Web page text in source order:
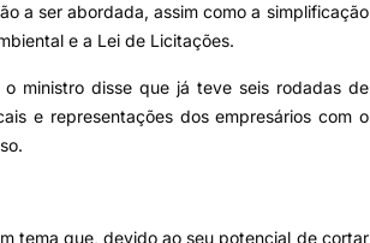
a ser abordada, assim como a simplificação
e a Lei de Licitações.
ministro disse que já teve seis rodadas de
e representações dos empresários com o
tema que, devido ao seu potencial de cortar